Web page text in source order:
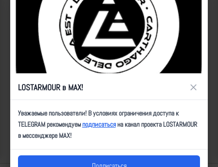
Операторы Центра "Рубикон" бьют по целям ВСУ на
Донбассе
LOSTARMOUR в MAX! ×
Уважаемые пользователи! В условиях ограничения доступа к
TELEGRAM рекомендуемподписатьсяна канал проекта LOSTARMOUR
в мессенджере MAX!